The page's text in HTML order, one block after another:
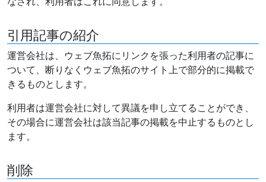
引用記事の紹介
運営会社は、ウェブ魚拓にリンクを張った利用者の記事に
ついて、断りなくウェブ魚拓のサイト上で部分的に掲載で
きるものとします。
利用者は運営会社に対して異議を申し立てることができ、
その場合に運営会社は該当記事の掲載を中止するものとし
ます。
削除